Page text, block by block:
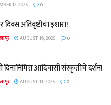
12, 2025 0
अतिवृष्टीचा इशारा!
AUGUST 16, 2025 0
आदिवासी संस्कृतीचे दर्शन!
AUGUST 11, 2025 0